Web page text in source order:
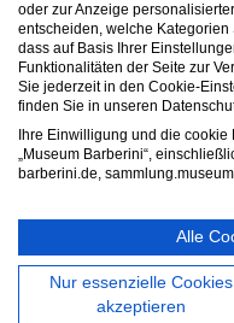
Impressum
Datenschutz
AGB
Hausordnung
Barrierefreiheit
Cookie-Einstellungen
Copyright © 2026 Museen
Museum Barberini
oder zur Anzeige
entscheiden, welche
dass auf Basis Ihrer
Funktionalitäten der Seite zur
Sie jederzeit in den Cookie-
finden Sie in unseren
Ihre Einwilligung und die
„Museum Barberini“,
barberini.de,
Alle
Nur essenzielle Cookies
akzeptieren